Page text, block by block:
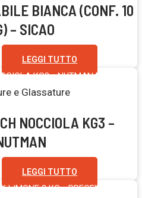
BIANCA (CONF. 10
– SICAO
LEGGI TUTTO
Esaurito
e Glassature
NOCCIOLA KG3 –
LEGGI TUTTO